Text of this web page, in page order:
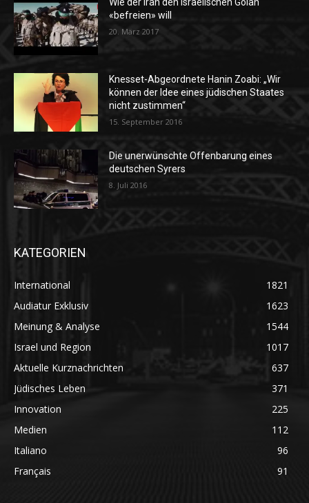
«befreien» will
20. März 2017
Knesset-Abgeordnete Hanin Zoabi: „Wir
können der Idee eines jüdischen Staates
nicht zustimmen“
15. September 2016
Die unerwünschte Offenbarung eines
deutschen Syrers
8. Juli 2016
KATEGORIEN
International
1821
Audiatur Exklusiv
1623
Meinung & Analyse
1544
Israel und Region
1017
Aktuelle Kurznachrichten
637
Jüdisches Leben
371
Innovation
225
Medien
112
Italiano
96
Français
91